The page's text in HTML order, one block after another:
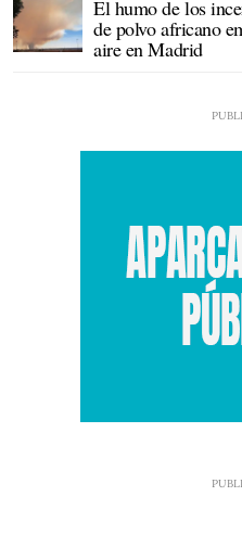
El humo de los
de polvo africano
aire en Madrid